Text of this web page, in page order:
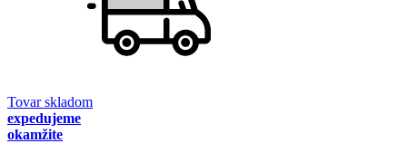
Tovar skladom
expedujeme
okamžite